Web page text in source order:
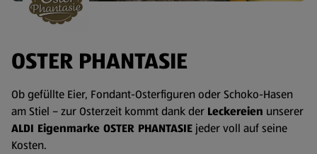
OSTER PHANTASIE
Ob gefüllte Eier, Fondant-Osterfiguren oder Schoko-Hasen
am Stiel – zur Osterzeit kommt dank der Leckereien unserer
ALDI Eigenmarke OSTER PHANTASIE jeder voll auf seine
Kosten.